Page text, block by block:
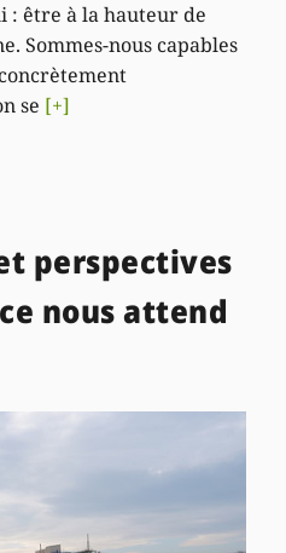
: être à la hauteur de
Sommes-nous capables
se [+]
perspectives
nous attend